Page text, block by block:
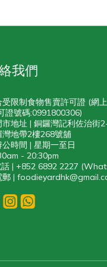
我們
受限制食物售賣許可證 (網
證號碼:0991800306)
市地址 | 銅鑼灣記利佐治街
灣地帶2樓268號舖
時間 | 星期一至日
- 20:30pm
| +852 6892 2227
郵 |